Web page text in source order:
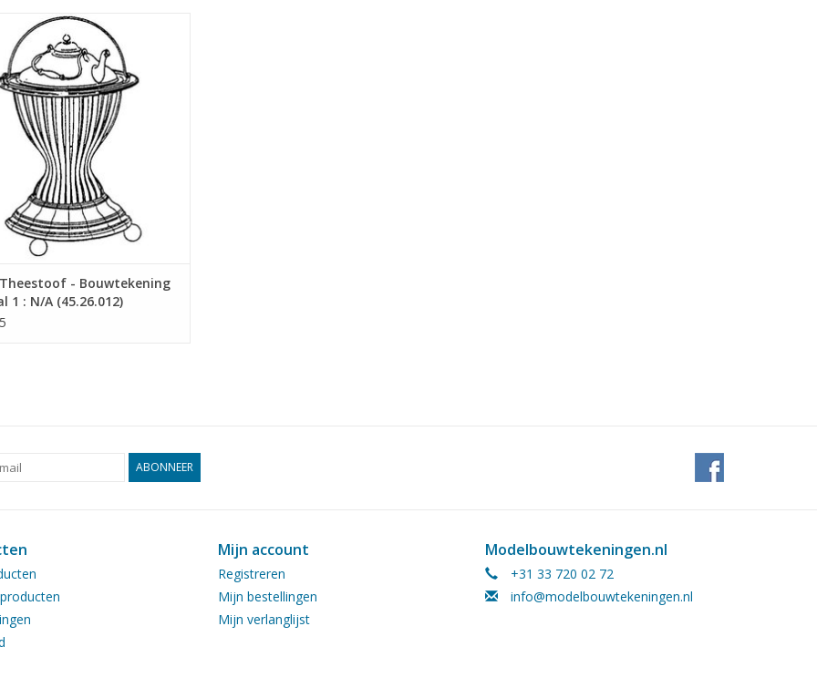
- Bouwtekening Schaal 1 :
N/A (45.26.012)
AAN WINKELWAGEN
- Bouwtekening
1 : N/A (45.26.012)
ABONNEER
Mijn account
Registreren
Mijn bestellingen
Mijn verlanglijst
Modelbouwtekeningen.nl
+31 33 720 02 72
info@modelbouwtekeningen.nl